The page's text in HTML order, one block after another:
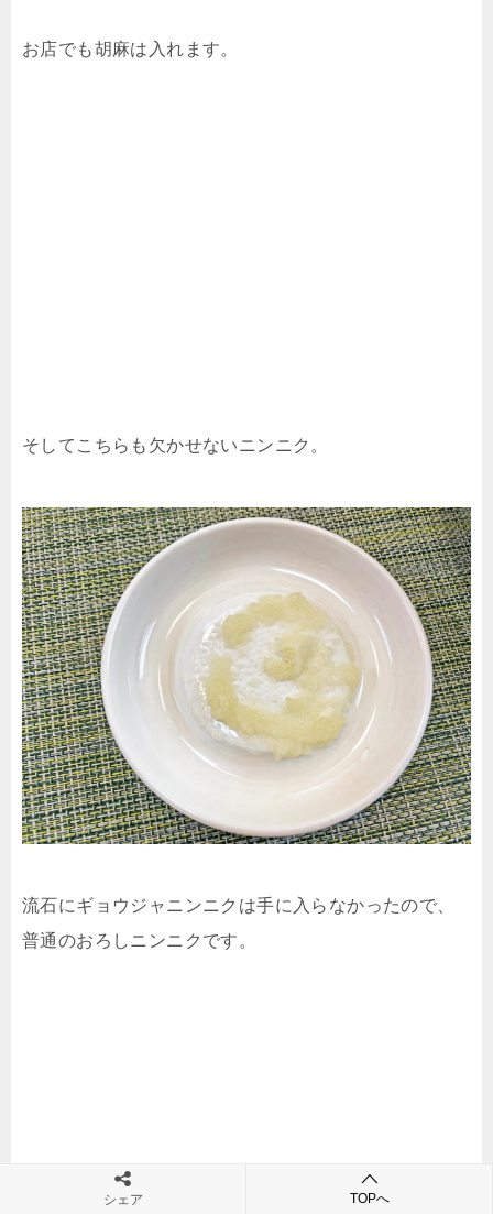
お店でも胡麻は入れます。
そしてこちらも欠かせないニンニク。
流石にギョウジャニンニクは手に入らなかったので、
普通のおろしニンニクです。
シェア TOPへ